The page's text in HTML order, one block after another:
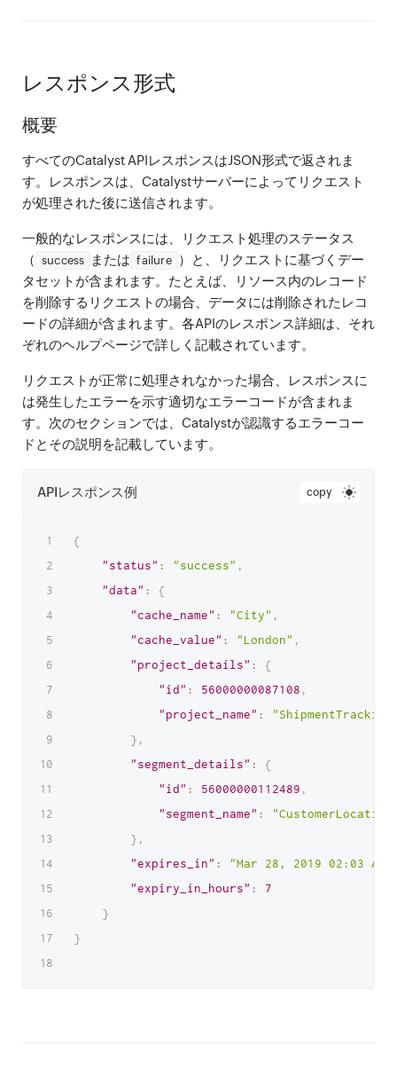
レスポンス形式
概要
すべてのCatalyst APIレスポンスはJSON形式で返されま
す。レスポンスは、Catalystサーバーによってリクエスト
が処理された後に送信されます。
一般的なレスポンスには、リクエスト処理のステータス
（ success または failure
）と、リクエストに基づくデー
タセットが含まれます。たとえば、リソース内のレコード
を削除するリクエストの場合、データには削除されたレコ
ードの詳細が含まれます。各APIのレスポンス詳細は、それ
ぞれのヘルプページで詳しく記載されています。
リクエストが正常に処理されなかった場合、レスポンスに
は発生したエラーを示す適切なエラーコードが含まれま
す。次のセクションでは、Catalystが認識するエラーコー
ドとその説明を記載しています。
APIレスポンス例 copy
{
"status" : "success" ,
"data" :
{
"cache_name" : "City" ,
"cache_value" : "London" ,
"project_details" :
{
"id" : 56000000087108 ,
"project_name" :
} ,
"segment_details" :
{
"id" : 56000000112489 ,
"segment_name" :
} ,
"expires_in" : "Mar 28, 2019 02:03 AM"
"expiry_in_hours" :
7
}
}